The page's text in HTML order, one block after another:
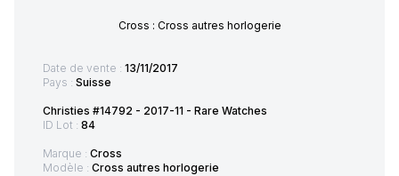
Cross : Cross autres horlogerie
Date de vente : 13/11/2017
Pays : Suisse
Christies #14792 - 2017-11 - Rare Watches
ID Lot : 84
Marque : Cross
Modèle : Cross autres horlogerie